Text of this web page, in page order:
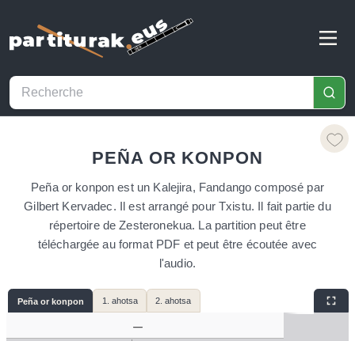
PEÑA OR KONPON
Peña or konpon est un Kalejira, Fandango composé par
Gilbert Kervadec. Il est arrangé pour Txistu. Il fait partie du
répertoire de Zesteronekua. La partition peut être
téléchargée au format PDF et peut être écoutée avec
l'audio.
Peña or konpon 1. ahotsa 2. ahotsa